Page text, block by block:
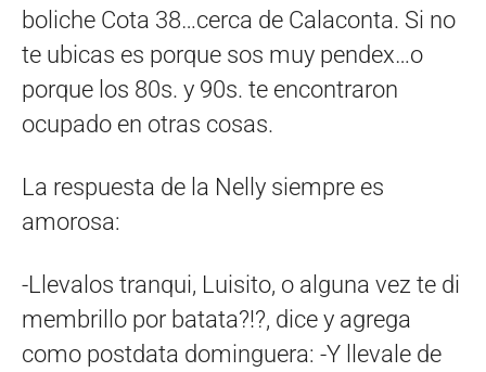
boliche Cota 38…cerca de Calaconta. Si no
te ubicas es porque sos muy pendex…o
porque los 80s. y 90s. te encontraron
ocupado en otras cosas.
La respuesta de la Nelly siempre es
amorosa:
-Llevalos tranqui, Luisito, o alguna vez te di
membrillo por batata?!?, dice y agrega
como postdata dominguera: -Y llevale de